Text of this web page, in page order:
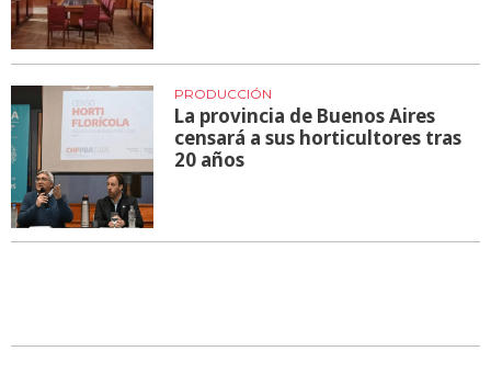
PRODUCCIÓN
La provincia de Buenos Aires
censará a sus horticultores tras
20 años